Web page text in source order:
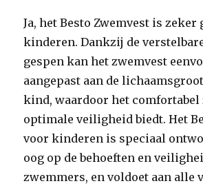
Ja, het Besto Zwemvest is
kinderen. Dankzij de
gespen kan het zwemvest
aangepast aan de
kind, waardoor het comfortabel
optimale veiligheid biedt. Het
voor kinderen is speciaal
oog op de behoeften en
zwemmers, en voldoet aan alle